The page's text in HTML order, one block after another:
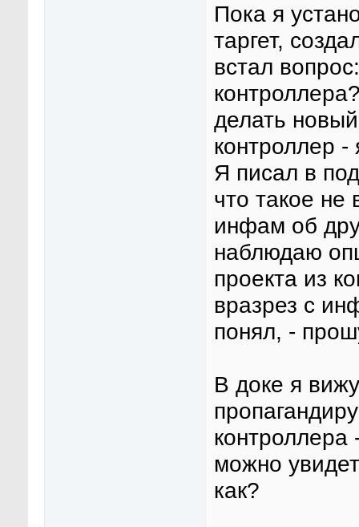
Пока я
таргет,
встал
делать
контроллер
Я писал в
что такое
инфам об
наблюдаю
проекта из
вразрез с
понял, -
В доке я
контроллера
можно
как?